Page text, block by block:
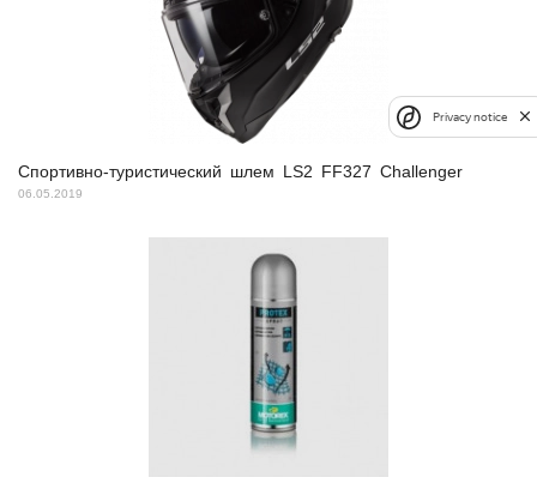
Спортивно-туристический шлем LS2 FF327 Challenger
06.05.2019
Privacy notice